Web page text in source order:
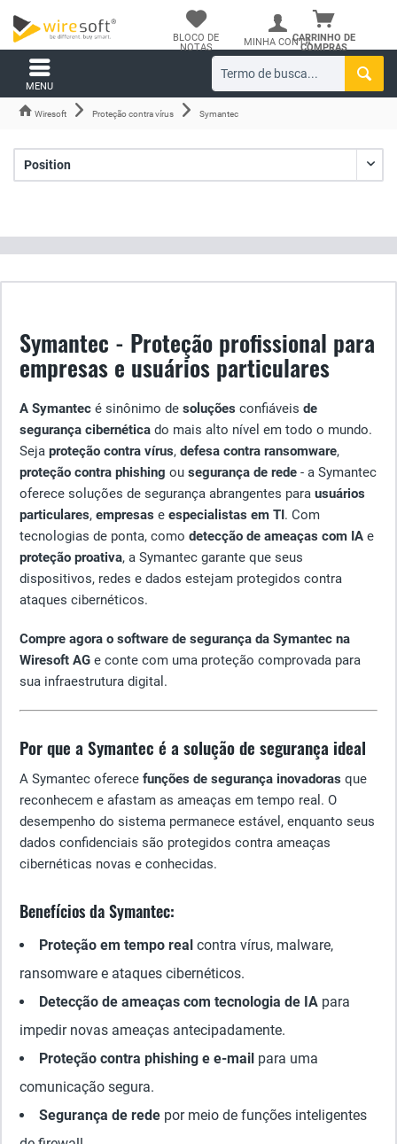
CARRINHO DE
COMPRAS
BLOCO DE
NOTAS
MINHA CONTA
MENU
Wiresoft Proteção contra vírus Symantec
Symantec - Proteção profissional para
empresas e usuários particulares
A Symantec é sinônimo de soluções confiáveis de
segurança cibernética do mais alto nível em todo o mundo.
Seja proteção contra vírus, defesa contra ransomware,
proteção contra phishing ou segurança de rede - a Symantec
oferece soluções de segurança abrangentes para usuários
particulares, empresas e especialistas em TI. Com
tecnologias de ponta, como detecção de ameaças com IA e
proteção proativa, a Symantec garante que seus
dispositivos, redes e dados estejam protegidos contra
ataques cibernéticos.
Compre agora o software de segurança da Symantec na
Wiresoft AG e conte com uma proteção comprovada para
sua infraestrutura digital.
Por que a Symantec é a solução de segurança ideal
A Symantec oferece funções de segurança inovadoras que
reconhecem e afastam as ameaças em tempo real. O
desempenho do sistema permanece estável, enquanto seus
dados confidenciais são protegidos contra ameaças
cibernéticas novas e conhecidas.
Benefícios da Symantec:
Proteção em tempo real contra vírus, malware,
ransomware e ataques cibernéticos.
Detecção de ameaças com tecnologia de IA para
impedir novas ameaças antecipadamente.
Proteção contra phishing e e-mail para uma
comunicação segura.
Segurança de rede por meio de funções inteligentes